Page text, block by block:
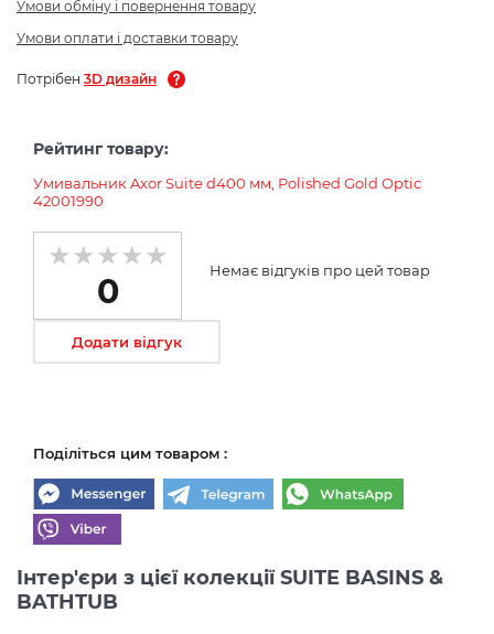
Умови обміну і повернення товару
Умови оплати і доставки товару
Потрібен 3D дизайн
Рейтинг товару:
Умивальник Axor Suite d400 мм, Polished Gold Optic
42001990
0
Немає відгуків про цей товар
Додати відгук
Поділіться цим товаром :
Інтер'єри з цієї колекції SUITE BASINS &
BATHTUB